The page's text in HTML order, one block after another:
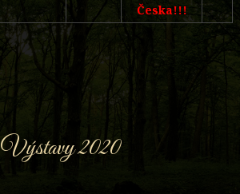
Česka!!!
Výstavy 2020